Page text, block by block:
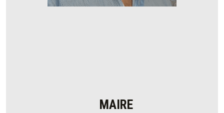
MAIRE